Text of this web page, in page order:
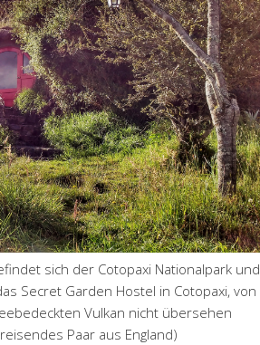
sich der Cotopaxi Nationalpark und
Secret Garden Hostel in Cotopaxi, von
Vulkan nicht übersehen
Paar aus England)